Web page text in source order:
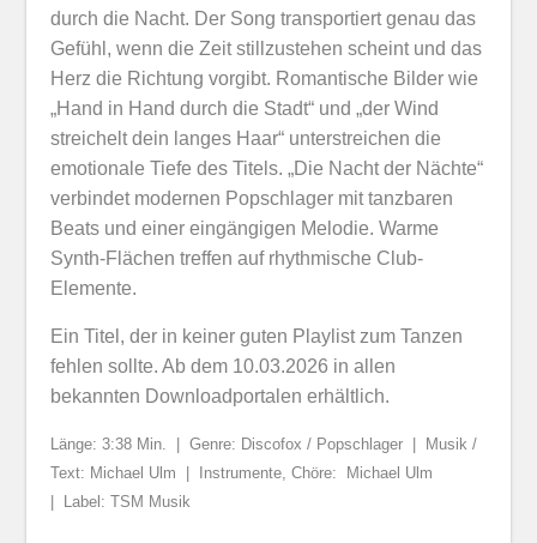
durch die Nacht. Der Song transportiert genau das
Gefühl, wenn die Zeit stillzustehen scheint und das
Herz die Richtung vorgibt. Romantische Bilder wie
„Hand in Hand durch die Stadt“ und „der Wind
streichelt dein langes Haar“ unterstreichen die
emotionale Tiefe des Titels. „Die Nacht der Nächte“
verbindet modernen Popschlager mit tanzbaren
Beats und einer eingängigen Melodie. Warme
Synth-Flächen treffen auf rhythmische Club-
Elemente.
Ein Titel, der in keiner guten Playlist zum Tanzen
fehlen sollte. Ab dem 10.03.2026 in allen
bekannten Downloadportalen erhältlich.
Länge: 3:38 Min. |Genre: Discofox / Popschlager |
Musik /
Text: Michael Ulm |
Instrumente, Chöre: Michael Ulm
Label: TSM Musik